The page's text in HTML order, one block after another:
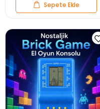
Sepete Ekle